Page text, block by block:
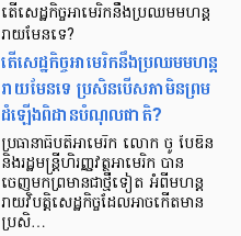
តើសេដ្ឋកិច្ចអាមេរិកនឹងប្រឈមមហន្ដ
រាយមែនទេ?
តើសេដ្ឋកិច្ចអាមេរិកនឹងប្រឈមមហន្ដ
រាយមែនទេ ប្រសិនបើសភាមិនព្រម
ដំឡើងពិដានបំណុលជាតិ?
ប្រធានាធិបតីអាមេរិក លោក ចូ បៃឌិន
និងរដ្ឋមន្ត្រីហិរញ្ញវត្ថុអាមេរិក បាន
ចេញមកព្រមានជាថ្មីទៀត អំពីមហន្ត
រាយវិបត្តិសេដ្ឋកិច្ចដែលអាចកើតមាន
ប្រសិ…